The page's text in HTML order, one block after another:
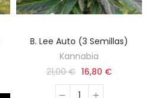
B. Lee Auto (3 Semillas)
Kannabia
21,00 € 16,80 €